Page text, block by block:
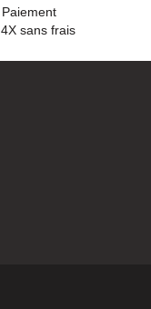
Paiement
sans frais